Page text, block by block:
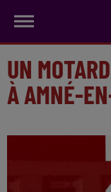
UN
À AMNÉ-